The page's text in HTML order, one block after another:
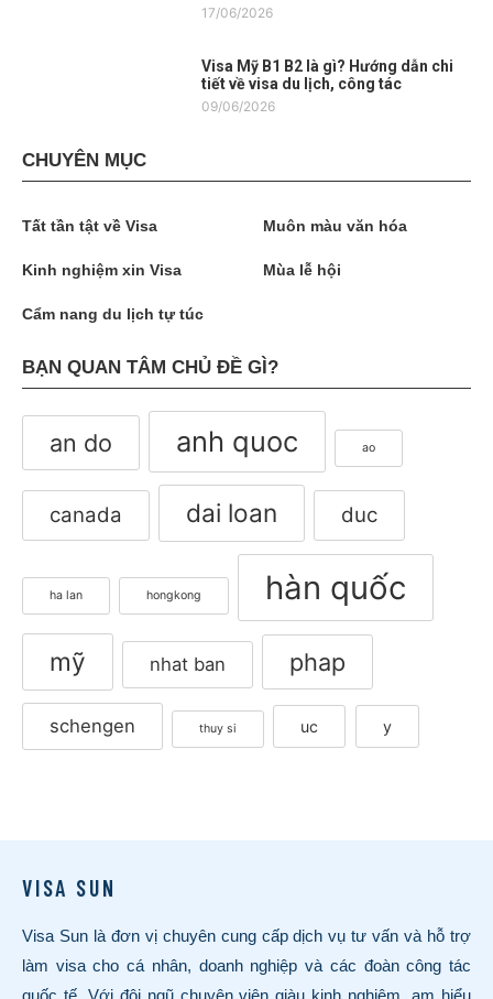
17/06/2026
Visa Mỹ B1 B2 là gì? Hướng dẫn chi
tiết về visa du lịch, công tác
09/06/2026
CHUYÊN MỤC
Tất tần tật về Visa Muôn màu văn hóa
Kinh nghiệm xin Visa Mùa lễ hội
Cẩm nang du lịch tự túc
BẠN QUAN TÂM CHỦ ĐỀ GÌ?
an do anh quoc ao
canada dai loan duc
ha lan hongkong hàn quốc
mỹ nhat ban phap
schengen thuy si uc y
VISA SUN
Visa Sun là đơn vị chuyên cung cấp dịch vụ tư vấn và hỗ trợ
làm visa cho cá nhân, doanh nghiệp và các đoàn công tác
quốc tế. Với đội ngũ chuyên viên giàu kinh nghiệm, am hiểu